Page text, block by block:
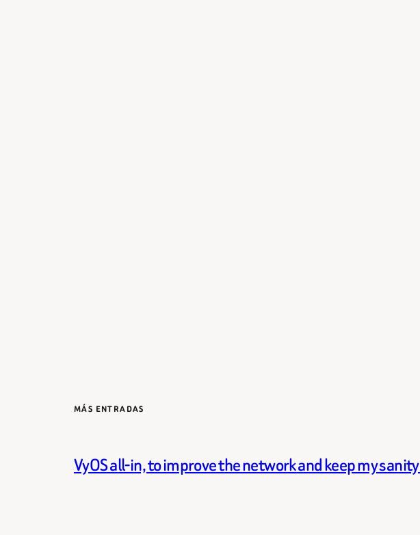
MÁS ENTRADAS
VyOS all-in, to improve the network and keep my